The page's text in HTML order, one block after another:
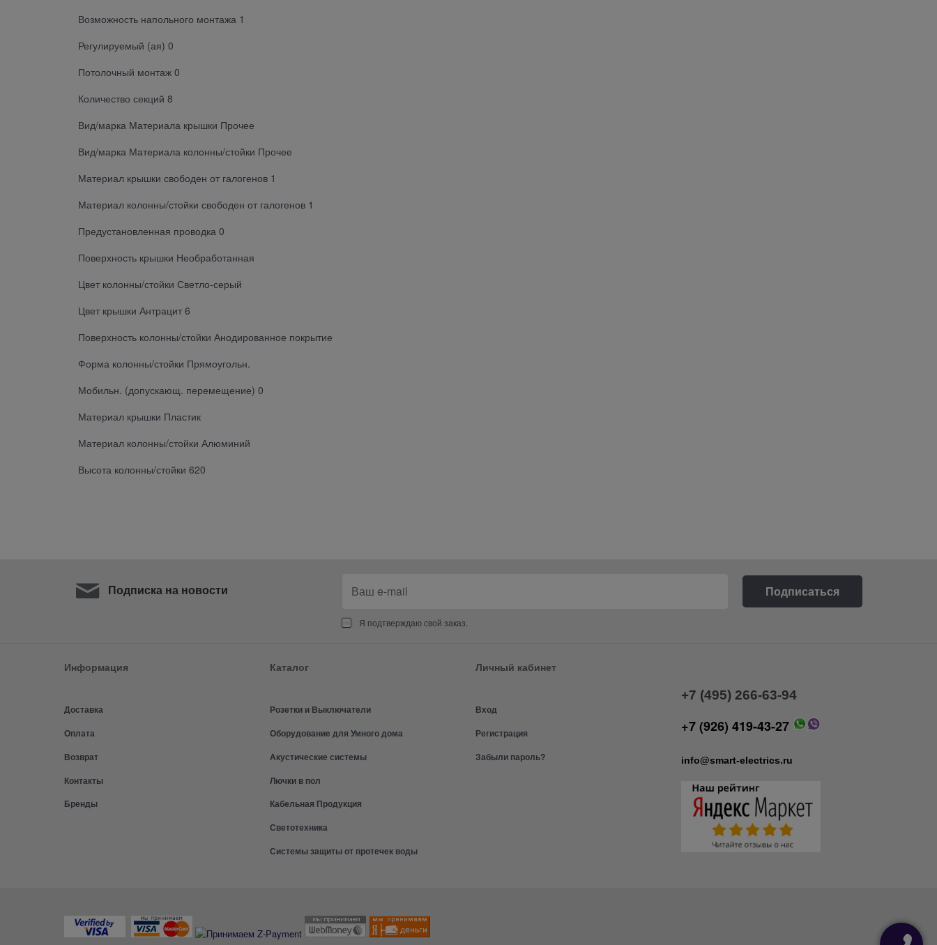
Возможность напольного монтажа 1
Регулируемый (ая) 0
Потолочный монтаж 0
Количество секций 8
Вид/марка Материала крышки Прочее
Вид/марка Материала колонны/стойки Прочее
Материал крышки свободен от галогенов 1
Материал колонны/стойки свободен от галогенов 1
Предустановленная проводка 0
Поверхность крышки Необработанная
Цвет колонны/стойки Светло-серый
Цвет крышки Антрацит 6
Поверхность колонны/стойки Анодированное покрытие
Форма колонны/стойки Прямоугольн.
Мобильн. (допускающ. перемещение) 0
Материал крышки Пластик
Материал колонны/стойки Алюминий
Высота колонны/стойки 620
Подписка на новости
Я подтверждаю свой заказ.
Информация
Доставка
Оплата
Возврат
Контакты
Бренды
Каталог
Розетки и Выключатели
Оборудование для Умного дома
Акустические системы
Лючки в пол
Кабельная Продукция
Светотехника
Системы защиты от протечек воды
Личный кабинет
Вход
Регистрация
Забыли пароль?
+7 (495) 266-63-94
+7 (926) 419-43-27
info@smart-electrics.ru